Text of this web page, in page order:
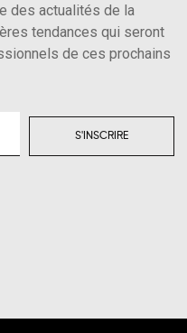
des actualités de la
tendances qui seront
de ces prochains
S'INSCRIRE